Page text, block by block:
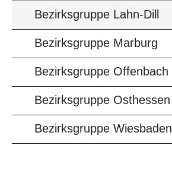
Bezirksgruppe Lahn-Dill
Bezirksgruppe Marburg
Bezirksgruppe Offenbach
Bezirksgruppe Osthessen
Bezirksgruppe Wiesbaden